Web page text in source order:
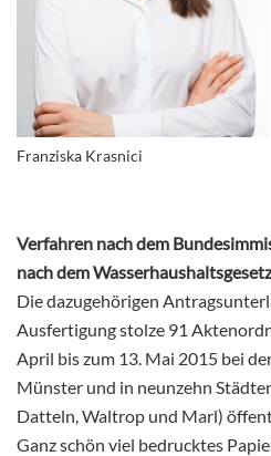
Franziska Krasnici
Verfahren nach dem
nach dem
Die dazugehörigen
Ausfertigung stolze 91
April bis zum 13. Mai 2015 bei
Münster und in neunzehn
Datteln, Waltrop und Marl)
Ganz schön viel bedrucktes